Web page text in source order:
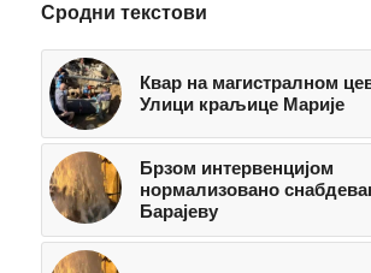
Сродни текстови
Квар на магистралном
Улици краљице Марије
Брзом интервенцијом
нормализовано
Барајеву